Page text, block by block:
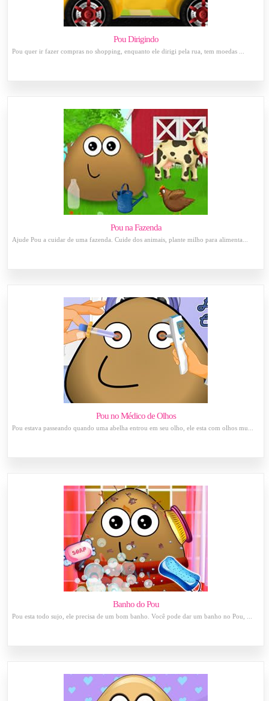
Pou Dirigindo
Pou quer ir fazer compras no shopping, enquanto ele dirigi pela rua, tem moedas ...
Pou na Fazenda
Ajude Pou a cuidar de uma fazenda. Cuide dos animais, plante milho para alimenta...
Pou no Médico de Olhos
Pou estava passeando quando uma abelha entrou em seu olho, ele esta com olhos mu...
Banho do Pou
Pou esta todo sujo, ele precisa de um bom banho. Você pode dar um banho no Pou, ...